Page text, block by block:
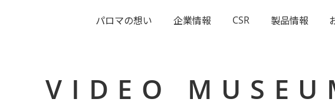
パロマの想い 企業情報 CSR 製品情報
VIDEO